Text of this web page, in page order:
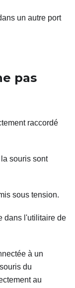
un autre port
pas
raccordé
souris sont
sous tension.
dans l'utilitaire de
à un
du
au